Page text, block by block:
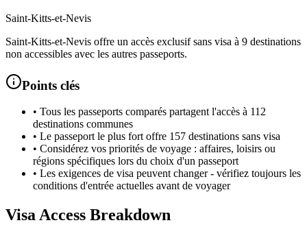
Saint-Kitts-et-Nevis
Saint-Kitts-et-Nevis offre un accès exclusif sans visa à 9 destinations
non accessibles avec les autres passeports.
Points clés
• Tous les passeports comparés partagent l'accès à 112
destinations communes
• Le passeport le plus fort offre 157 destinations sans visa
• Considérez vos priorités de voyage : affaires, loisirs ou
régions spécifiques lors du choix d'un passeport
• Les exigences de visa peuvent changer - vérifiez toujours les
conditions d'entrée actuelles avant de voyager
Visa Access Breakdown